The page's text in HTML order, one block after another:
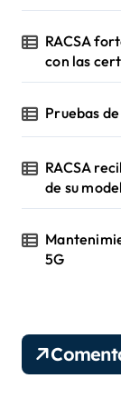
RACSA
con las
Pruebas
RACSA
de su
5G